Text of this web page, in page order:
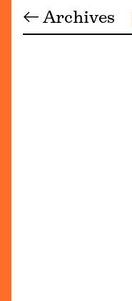
← Archives